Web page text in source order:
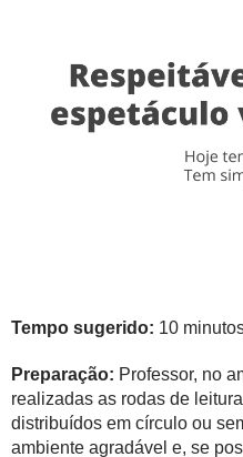
Tempo sugerido: 10
Preparação: Professor, no
realizadas as rodas de
distribuídos em círculo ou
ambiente agradável e, se